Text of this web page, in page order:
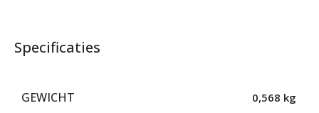
Specificaties
GEWICHT 0,568 kg